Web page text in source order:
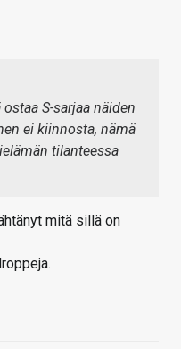
S-sarjaa näiden
ei kiinnosta, nämä
tilanteessa
mitä sillä on